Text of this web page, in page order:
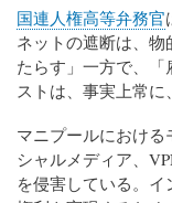
国連人権高等弁務官
ネットの遮断は、
たらす」一方で、
ストは、事実上常に
マニプールにおけ
シャルメディア、
を侵害している。